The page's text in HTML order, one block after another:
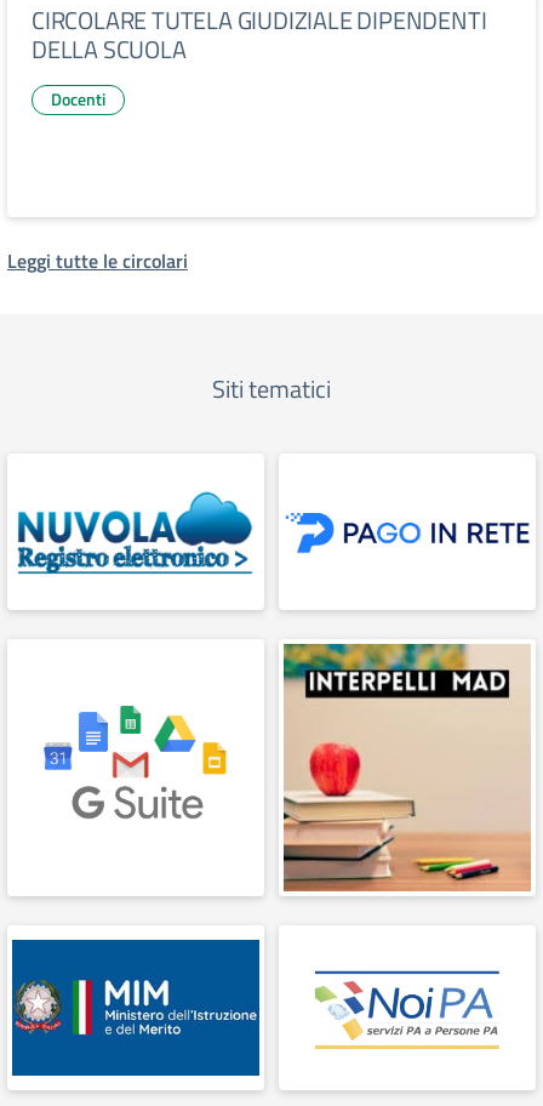
CIRCOLARE TUTELA GIUDIZIALE DIPENDENTI
DELLA SCUOLA
Docenti
Leggi tutte le circolari
Siti tematici